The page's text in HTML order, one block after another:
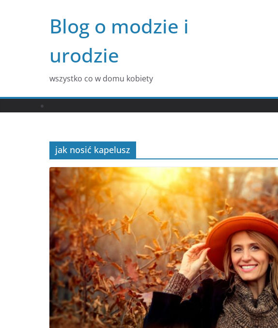
Blog o modzie i
urodzie
wszystko co w domu kobiety
jak nosić kapelusz